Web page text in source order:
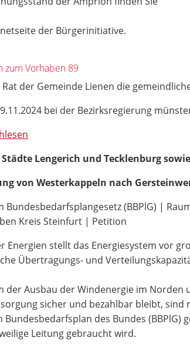
der Bürgerinitiative.
zum Vorhaben 89
der Gemeinde Lienen die
bei der Bezirksregierung
Lengerich und Tecklenburg
von Westerkappeln nach
(BBPlG) |
Kreis Steinfurt | Petition
Energien stellt das Energiesystem vor
Übertragungs- und
Ausbau der Windenergie im Norden
sicher und bezahlbar bleibt,
des Bundes
Leitung gebraucht wird.